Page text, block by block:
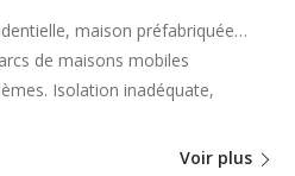
maison préfabriquée…
de maisons mobiles
Isolation inadéquate,
Voir plus